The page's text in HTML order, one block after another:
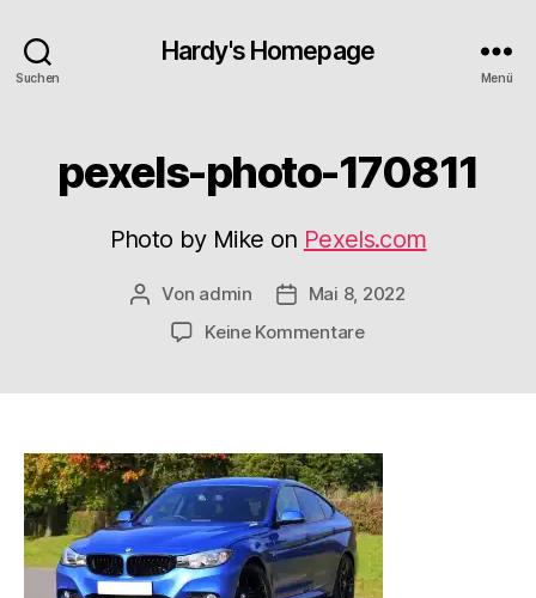
Suchen
Hardy's Homepage
Menü
pexels-photo-170811
Photo by Mike on Pexels.com
Beitragsautor
Von admin Veröffentlichungsdatum
Mai 8, 2022
Keine Kommentarezu